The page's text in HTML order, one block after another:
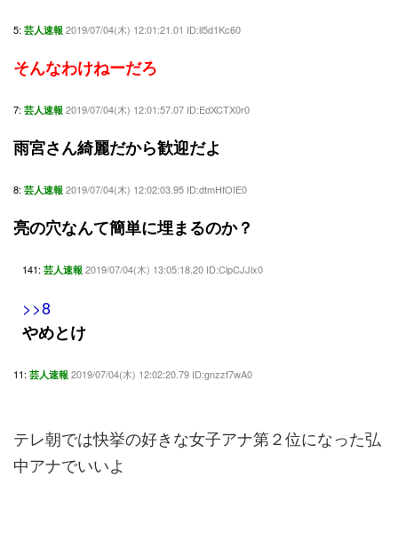
5: 芸人速報 2019/07/04(木) 12:01:21.01 ID:ll5d1Kc60
そんなわけねーだろ
7: 芸人速報 2019/07/04(木) 12:01:57.07 ID:EdXCTX0r0
雨宮さん綺麗だから歓迎だよ
8: 芸人速報 2019/07/04(木) 12:02:03.95 ID:dtmHfOIE0
亮の穴なんて簡単に埋まるのか？
141: 芸人速報 2019/07/04(木) 13:05:18.20 ID:ClpCJJlx0
>>8
やめとけ
11: 芸人速報 2019/07/04(木) 12:02:20.79 ID:gnzzf7wA0
テレ朝では快挙の好きな女子アナ第２位になった弘
中アナでいいよ